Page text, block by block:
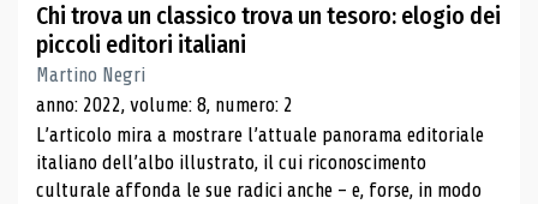
Chi trova un classico trova un tesoro: elogio dei
piccoli editori italiani
Martino Negri
anno: 2022, volume: 8, numero: 2
L’articolo mira a mostrare l’attuale panorama editoriale
italiano dell’albo illustrato, il cui riconoscimento
culturale affonda le sue radici anche – e, forse, in modo